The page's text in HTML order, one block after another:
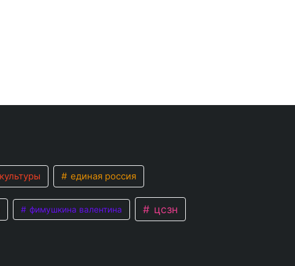
единая россия
фимушкина валентина цсзн